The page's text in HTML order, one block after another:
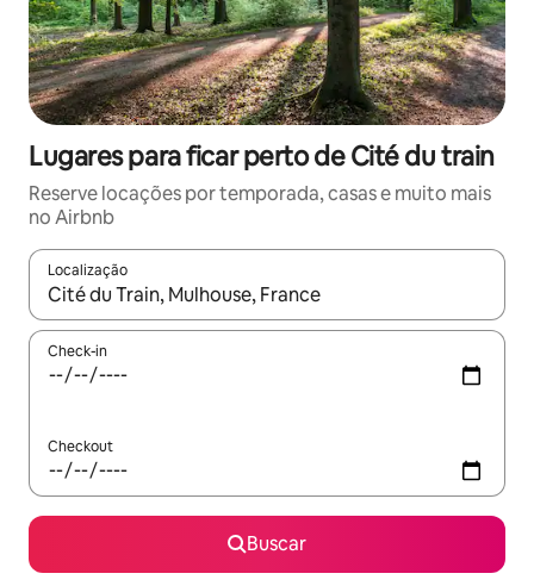
Lugares para ficar perto de Cité du train
Reserve locações por temporada, casas e muito mais
no Airbnb
Localização
Quando os resultados estiverem disponíveis, explore-os
Check-in
Checkout
Buscar